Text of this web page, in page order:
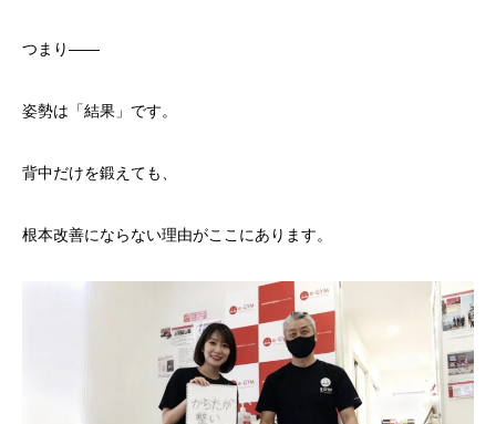
つまり——
姿勢は「結果」です。
背中だけを鍛えても、
根本改善にならない理由がここにあります。